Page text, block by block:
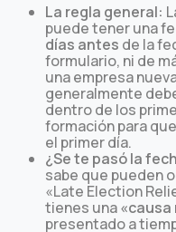
La regla general:
puede tener una
días antes de la
formulario, ni de
una empresa
generalmente
dentro de los
formación para
el primer día.
¿Se te pasó la
sabe que pueden
«Late Election
tienes una«causa
presentado a